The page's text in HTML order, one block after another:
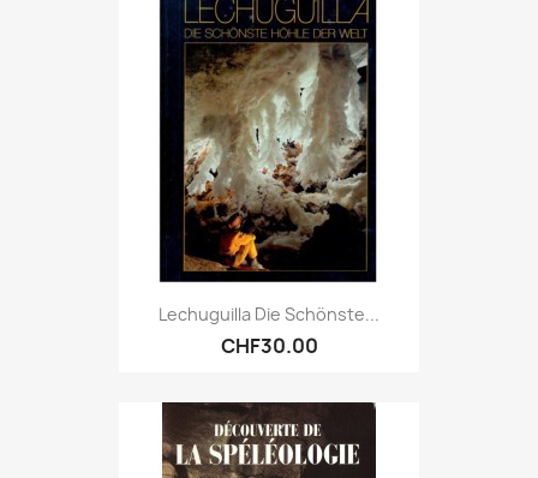
Lechuguilla Die Schönste...
CHF30.00